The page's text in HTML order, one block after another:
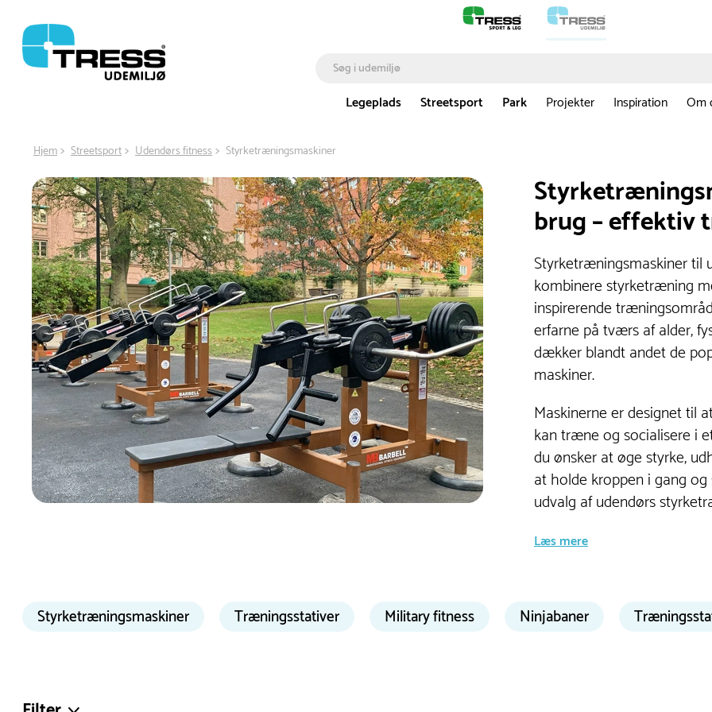
Legeplads
Streetsport Park Projekter Inspiration Om
Hjem Streetsport Udendørs fitness Styrketræningsmaskiner
brug – effektiv
Styrketræningsmaskiner til
kombinere styrketræning
inspirerende
erfarne på tværs af alder,
dækker blandt andet de
maskiner.
Maskinerne er designet til
kan træne og socialisere i
du ønsker at øge styrke,
at holde kroppen i gang
udvalg af udendørs
Læs mere
Udendørs styrketræningsmaskiner giver mulighed for effektiv og målrettet træning. Det skyldes de mange
Styrketræningsmaskiner Træningsstativer Military fitness Ninjabaner